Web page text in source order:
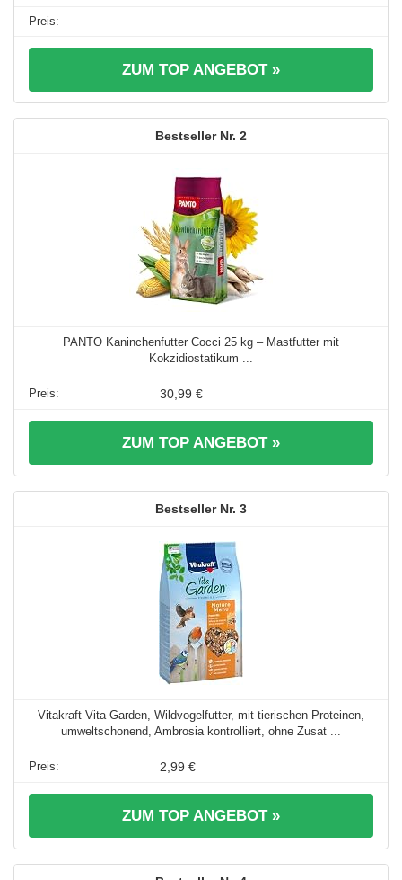
ZUM TOP ANGEBOT »
2
PANTO Kaninchenfutter Cocci 25 kg – Mastfutter mit
Kokzidiostatikum ...
30,99 €
ZUM TOP ANGEBOT »
3
Vitakraft Vita Garden, Wildvogelfutter, mit tierischen Proteinen,
umweltschonend, Ambrosia kontrolliert, ohne Zusat ...
2,99 €
ZUM TOP ANGEBOT »